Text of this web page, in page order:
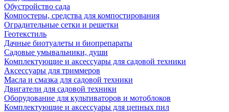
Обустройство сада
Компостеры, средства для компостирования
Оградительные сетки и решетки
Геотекстиль
Дачные биотуалеты и биопрепараты
Садовые умывальники, души
Комплектующие и аксессуары для садовой техники
Аксессуары для триммеров
Масла и смазка для садовой техники
Двигатели для садовой техники
Оборудование для культиваторов и мотоблоков
Комплектующие и аксессуары для цепных пил